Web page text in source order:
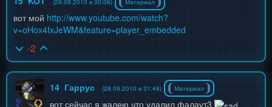
(29.09.2010 в 00:06) Материал
вот мой http://www.youtube.com/watch?
v=oHox4IxJeWM&feature=player_embedded
-2
14 Гаррус (28.09.2010 в 21:48) Материал
вот сейчас я жалею что удалил фалаут3